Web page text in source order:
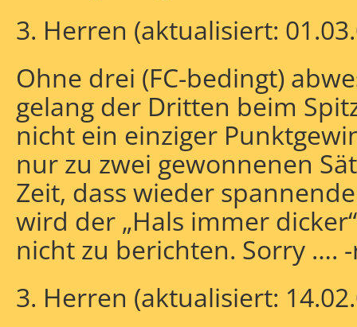
3. Herren (aktualisiert:
Ohne drei (FC-bedingt)
gelang der Dritten beim
nicht ein einziger
nur zu zwei gewonnenen
Zeit, dass wieder
wird der „Hals immer
nicht zu berichten. Sorry ….
3. Herren (aktualisiert: